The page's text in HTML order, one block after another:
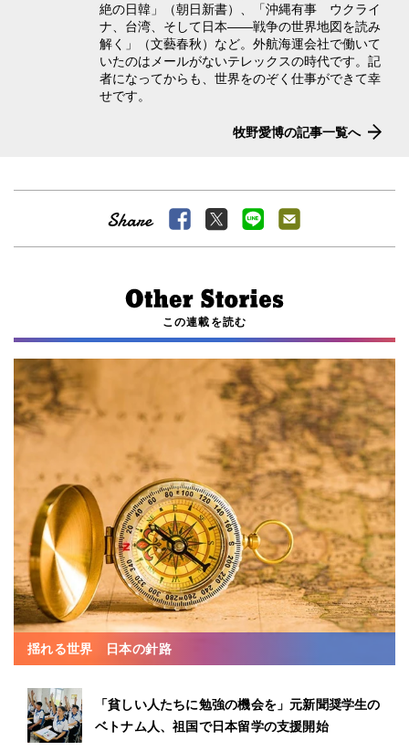
絶の日韓」（朝日新書）、「沖縄有事 ウクライ
ナ、台湾、そして日本――戦争の世界地図を読み
解く」（文藝春秋）など。外航海運会社で働いて
いたのはメールがないテレックスの時代です。記
者になってからも、世界をのぞく仕事ができて幸
せです。
牧野愛博の記事一覧へ
この連載を読む
揺れる世界 日本の針路
「貧しい人たちに勉強の機会を」元新聞奨学生の
ベトナム人、祖国で日本留学の支援開始